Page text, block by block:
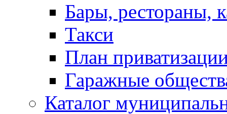
Бары, рестораны,
Такси
План
Гаражные
Каталог